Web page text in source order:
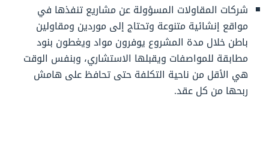
شركات المقاولات المسؤولة عن مشاريع تنفذها في
مواقع إنشائية متنوعة وتحتاج إلى موردين ومقاولين
باطن خلال مدة المشروع يوفرون مواد ويغطون بنود
مطابقة للمواصفات ويقبلها الاستشاري، وبنفس الوقت
هي الأقل من ناحية التكلفة حتى تحافظ على هامش
ربحها من كل عقد.